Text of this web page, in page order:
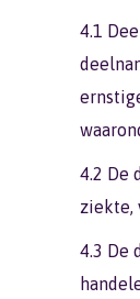
4.1
4.2 De
ziekte,
4.3 De